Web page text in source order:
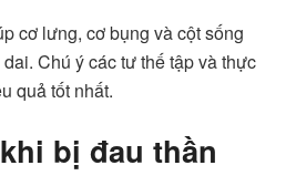
cơ lưng, cơ bụng và cột sống
Chú ý các tư thế tập và thực
quả tốt nhất.
bị đau thần